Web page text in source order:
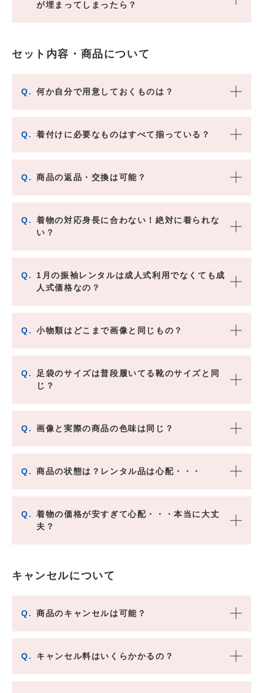
が埋まってしまったら？
セット内容・商品について
Q. 何か自分で用意しておくものは？
Q. 着付けに必要なものはすべて揃っている？
Q. 商品の返品・交換は可能？
Q.
着物の対応身長に合わない！絶対に着られな
い？
Q.
1月の振袖レンタルは成人式利用でなくても成
人式価格なの？
Q. 小物類はどこまで画像と同じもの？
Q.
足袋のサイズは普段履いてる靴のサイズと同
じ？
Q. 画像と実際の商品の色味は同じ？
Q. 商品の状態は？レンタル品は心配・・・
Q.
着物の価格が安すぎて心配・・・本当に大丈
夫？
キャンセルについて
Q. 商品のキャンセルは可能？
Q. キャンセル料はいくらかかるの？